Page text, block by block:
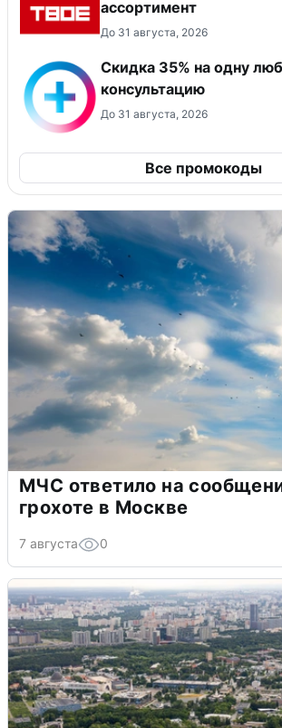
ассортимент
До 31 августа, 2026
Скидка 35% на одну
консультацию
До 31 августа, 2026
Все промокоды
МЧС ответило на
грохоте в Москве
7 августа 0